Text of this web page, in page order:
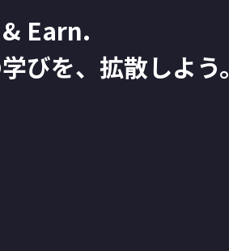
Earn.
びを、拡散しよう。